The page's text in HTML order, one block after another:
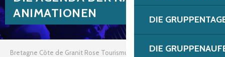
DIE
DIE
ANIMATIONEN
Bretagne Côte de Granit Rose Tourismus